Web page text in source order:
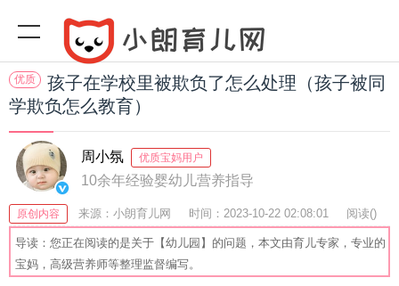
优质
孩子在学校里被欺负了怎么处理（孩子被同
学欺负怎么教育）
周小氛 优质宝妈用户
10余年经验婴幼儿营养指导
原创内容 来源：小朗育儿网 时间：2023-10-22 02:08:01 阅读()
收藏：27 分享：67 爆
导读：您正在阅读的是关于【幼儿园】的问题，本文由育儿专家，专业的
宝妈，高级营养师等整理监督编写。